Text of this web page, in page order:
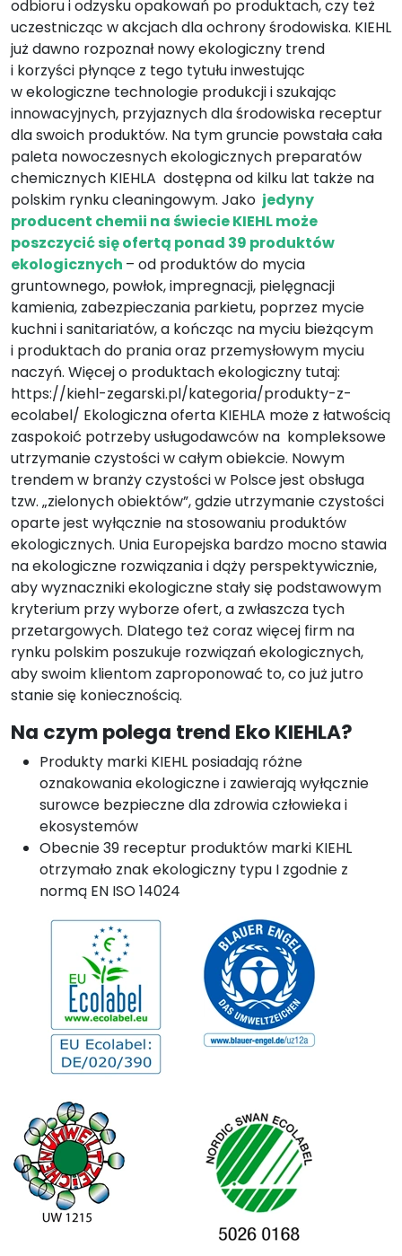
odbioru i odzysku opakowań po produktach, czy też
uczestnicząc w akcjach dla ochrony środowiska. KIEHL
już dawno rozpoznał nowy ekologiczny trend
i korzyści płynące z tego tytułu inwestując
w ekologiczne technologie produkcji i szukając
innowacyjnych, przyjaznych dla środowiska receptur
dla swoich produktów. Na tym gruncie powstała cała
paleta nowoczesnych ekologicznych preparatów
chemicznych KIEHLA dostępna od kilku lat także na
polskim rynku cleaningowym. Jako jedyny
producent chemii na świecie KIEHL może
poszczycić się ofertą ponad 39 produktów
ekologicznych – od produktów do mycia
gruntownego, powłok, impregnacji, pielęgnacji
kamienia, zabezpieczania parkietu, poprzez mycie
kuchni i sanitariatów, a kończąc na myciu bieżącym
i produktach do prania oraz przemysłowym myciu
naczyń. Więcej o produktach ekologiczny tutaj:
https://kiehl-zegarski.pl/kategoria/produkty-z-
ecolabel/ Ekologiczna oferta KIEHLA może z łatwością
zaspokoić potrzeby usługodawców na kompleksowe
utrzymanie czystości w całym obiekcie. Nowym
trendem w branży czystości w Polsce jest obsługa
tzw. „zielonych obiektów”, gdzie utrzymanie czystości
oparte jest wyłącznie na stosowaniu produktów
ekologicznych. Unia Europejska bardzo mocno stawia
na ekologiczne rozwiązania i dąży perspektywicznie,
aby wyznaczniki ekologiczne stały się podstawowym
kryterium przy wyborze ofert, a zwłaszcza tych
przetargowych. Dlatego też coraz więcej firm na
rynku polskim poszukuje rozwiązań ekologicznych,
aby swoim klientom zaproponować to, co już jutro
stanie się koniecznością.
Na czym polega trend Eko KIEHLA?
Produkty marki KIEHL posiadają różne
oznakowania ekologiczne i zawierają wyłącznie
surowce bezpieczne dla zdrowia człowieka i
ekosystemów
Obecnie 39 receptur produktów marki KIEHL
otrzymało znak ekologiczny typu I zgodnie z
normą EN ISO 14024